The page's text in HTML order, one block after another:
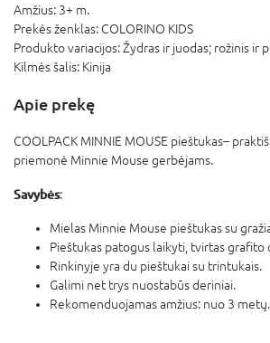
Amžius: 3+ m.
Prekės ženklas: COLORINO KIDS
Produkto variacijos:Žydras ir juodas; rožinis ir
Kilmės šalis: Kinija
Apie prekę
COOLPACK MINNIE MOUSE pieštukas–
priemonė Minnie Mouse gerbėjams.
Savybės:
Mielas Minnie Mouse pieštukas su
Pieštukas patogus laikyti, tvirtas grafito
Rinkinyje yra du pieštukai su trintukais.
Galimi net trys nuostabūs deriniai.
Rekomenduojamas amžius: nuo 3 metų.